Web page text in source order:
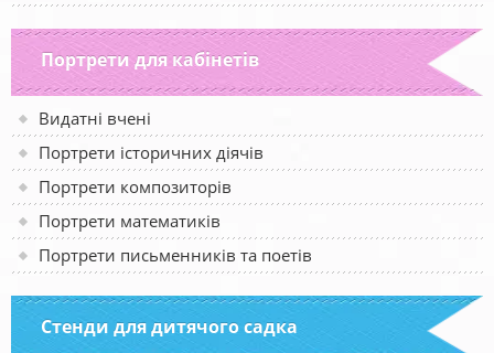
Портрети для кабінетів
Видатні вчені
Портрети історичних діячів
Портрети композиторів
Портрети математиків
Портрети письменників та поетів
Стенди для дитячого садка